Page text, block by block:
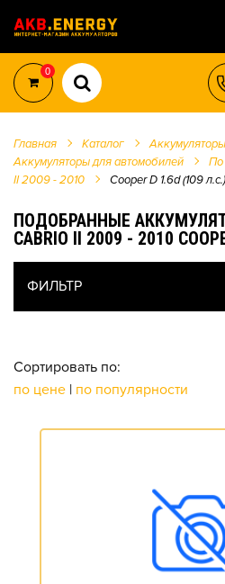
0
Главная Каталог
Аккумуляторы
Аккумуляторы для автомобилей
По
II 2009 - 2010
Cooper D 1.6d (109 л.с.)
ПОДОБРАННЫЕ
CABRIO II 2009 - 2010
ФИЛЬТР
Сортировать по:
по цене | по популярности